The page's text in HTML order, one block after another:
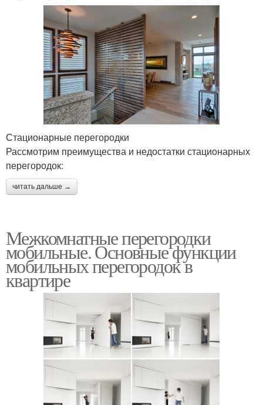
Стационарные перегородки
Рассмотрим преимущества и недостатки стационарных
перегородок:
читать дальше →
Межкомнатные перегородки
мобильные. Основные функции
мобильных перегородок в
квартире